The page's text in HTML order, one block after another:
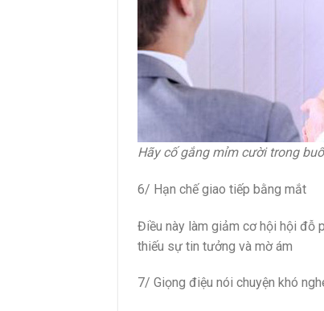
Hãy cố gắng mỉm cười trong
6/ Hạn chế giao tiếp bằng mắt
Điều này làm giảm cơ hội hội đỗ
thiếu sự tin tưởng và mờ ám
7/ Giọng điệu nói chuyện khó